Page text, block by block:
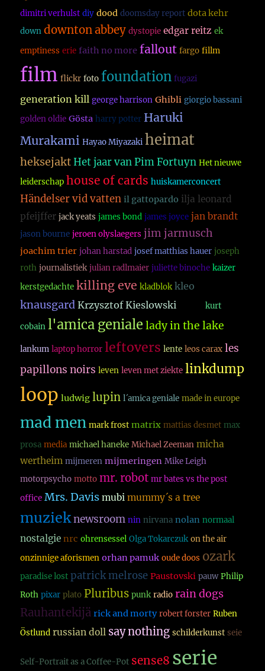
dimitri verhulst diy dood doomsday report dota kehr
down downton abbey dystopie edgar reitz ek
emptiness erie faith no more fallout fargo fillm
film flickr foto foundation fugazi
generation kill george harrison Ghibli giorgio bassani
golden oldie Gösta harry potter Haruki
Murakami Hayao Miyazaki heimat
heksejakt Het jaar van Pim Fortuyn Het nieuwe
leiderschap house of cards huiskamerconcert
Händelser vid vatten il gattopardo ilja leonard
pfeijffer jack yeats james bond james joyce jan brandt
jason bourne jeroen olyslaegers jim jarmusch
joachim trier johan harstad josef matthias hauer joseph
roth journalistiek julian radlmaier juliette binoche kaizer
kerstgedachte killing eve kladblok kleo
knausgard Krzysztof Kieslowski kurt
cobain l'amica geniale lady in the lake
lankum laptop horror leftovers lente leos carax les
papillons noirs leven leven met ziekte linkdump
loop ludwig lupin l´amica geniale made in europe
mad men mark frost matrix mattias desmet max
prosa media michael haneke Michael Zeeman micha
wertheim mijmeren mijmeringen Mike Leigh
motorpsycho motto mr. robot mr bates vs the post
office Mrs. Davis mubi mummy´s a tree
muzieknewsroom nin nirvana nolan normaal
nostalgie nrc ohrensessel Olga Tokarczuk on the air
onzinnige aforismen orhan pamuk oude doos ozark
paradise lost patrick melrose Paustovski pauw Philip
Roth pixar plato Pluribus punk radio rain dogs
Rauhantekijä rick and morty robert forster Ruben
Östlund russian doll say nothing schilderkunst seie
Self-Portrait as a Coffee-Pot sense8 serie